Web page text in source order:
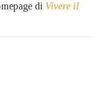
di Vivere il